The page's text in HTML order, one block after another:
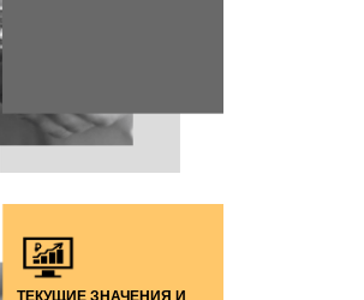
ТЕКУЩИЕ ЗНАЧЕНИЯ И